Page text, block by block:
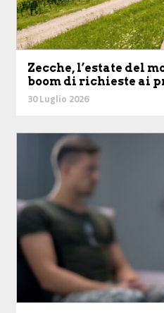
Zecche, l’estate del
boom di richieste ai
30 Luglio 2026